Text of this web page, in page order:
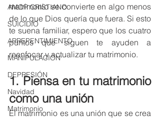
AMOR CRISTIANO
SUICIDIO
ARREPENTIMIENTO
MANIPULACIÓN
DEPRESIÓN
Navidad
Matrimonio
matrimonio se convierte en algo menos
de lo que Dios quería que fuera. Si esto
te suena familiar, espero que los cuatro
puntos que siguen te ayuden a
reenfocar y actualizar tu matrimonio.
1. Piensa en tu matrimonio
como una unión
El matrimonio es una unión que se crea